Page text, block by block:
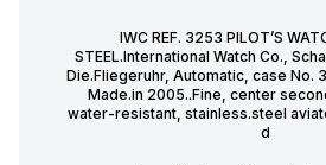
IWC REF. 3253 PILOT’S
STEEL.International Watch Co.,
Die.Fliegeruhr, Automatic, case No.
Made.in 2005..Fine, center
water-resistant, stainless.steel
d